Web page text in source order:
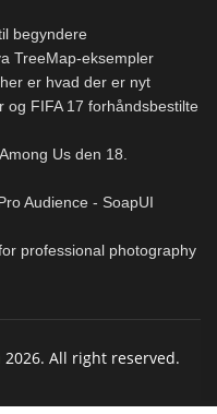
begyndere
TreeMap-eksempler
er hvad der er nyt
og FIFA 17 forhåndsbestilte
Us den 18.
Audience - SoapUI
professional photography
2026. All right reserved.